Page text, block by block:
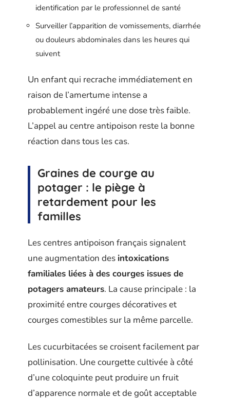
identification par le professionnel de santé
Surveiller l’apparition de vomissements, diarrhée
ou douleurs abdominales dans les heures qui
suivent
Un enfant qui recrache immédiatement en
raison de l’amertume intense a
probablement ingéré une dose très faible.
L’appel au centre antipoison reste la bonne
réaction dans tous les cas.
Graines de courge au
potager : le piège à
retardement pour les
familles
Les centres antipoison français signalent
une augmentation des intoxications
familiales liées à des courges issues de
potagers amateurs. La cause principale : la
proximité entre courges décoratives et
courges comestibles sur la même parcelle.
Les cucurbitacées se croisent facilement par
pollinisation. Une courgette cultivée à côté
d’une coloquinte peut produire un fruit
d’apparence normale et de goût acceptable